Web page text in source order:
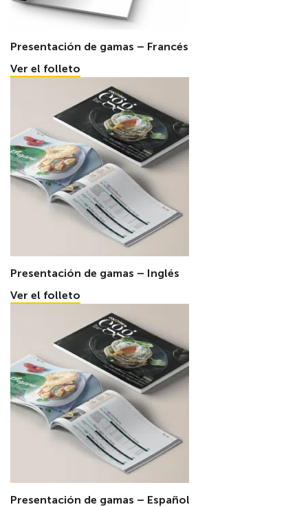
Presentación de gamas – Francés
Ver el folleto
Presentación de gamas – Inglés
Ver el folleto
Presentación de gamas – Español